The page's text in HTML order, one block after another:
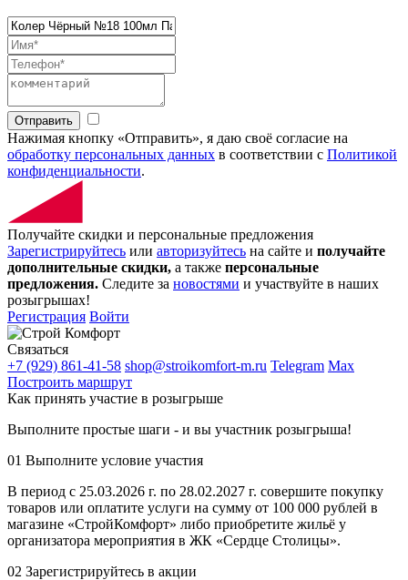
Отправить
Нажимая кнопку «Отправить», я даю своё согласие на
обработку персональных данных в соответствии с Политикой
конфиденциальности.
Получайте скидки и персональные предложения
Зарегистрируйтесь или авторизуйтесь на сайте и получайте
дополнительные скидки, а также персональные
предложения. Следите за новостями и участвуйте в наших
розыгрышах!
Регистрация Войти
Связаться
+7 (929) 861-41-58 shop@stroikomfort-m.ru Telegram Max
Построить маршрут
Как принять участие в розыгрыше
Выполните простые шаги - и вы участник розыгрыша!
01 Выполните условие участия
В период с 25.03.2026 г. по 28.02.2027 г. совершите покупку
товаров или оплатите услуги на сумму от 100 000 рублей в
магазине «СтройКомфорт» либо приобретите жильё у
организатора мероприятия в ЖК «Сердце Столицы».
02 Зарегистрируйтесь в акции